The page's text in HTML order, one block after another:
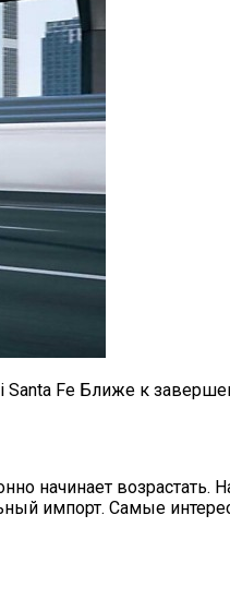
Santa Fe Ближе к
начинает
импорт. Самые